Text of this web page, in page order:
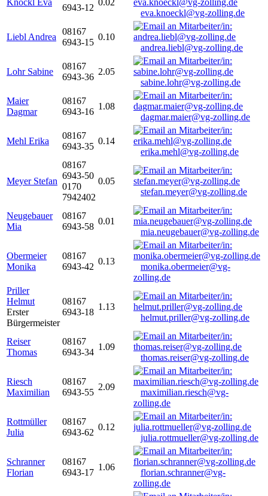
Knöckl Eva
6943-12
0.02
eva.knoeckl@vg-zolling.de
Liebl Andrea
08167
6943-15
0.10
andrea.liebl@vg-zolling.de
Lohr Sabine
08167
6943-36
2.05
sabine.lohr@vg-zolling.de
Maier
Dagmar
08167
6943-16
1.08
dagmar.maier@vg-zolling.de
Mehl Erika
08167
6943-35
0.14
erika.mehl@vg-zolling.de
Meyer Stefan
08167
6943-50
0170
7942402
0.05
stefan.meyer@vg-zolling.de
Neugebauer
Mia
08167
6943-58
0.01
mia.neugebauer@vg-zolling.de
Obermeier
Monika
08167
6943-42
0.13
monika.obermeier@vg-
zolling.de
Priller
Helmut
Erster
Bürgermeister
08167
6943-18
1.13
helmut.priller@vg-zolling.de
Reiser
Thomas
08167
6943-34
1.09
thomas.reiser@vg-zolling.de
Riesch
Maximilian
08167
6943-55
2.09
maximilian.riesch@vg-
zolling.de
Rottmüller
Julia
08167
6943-62
0.12
julia.rottmueller@vg-zolling.de
Schranner
Florian
08167
6943-17
1.06
florian.schranner@vg-
zolling.de